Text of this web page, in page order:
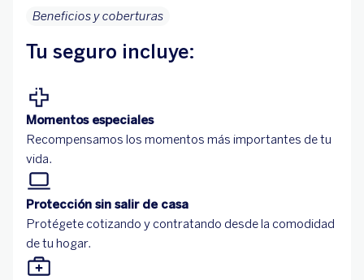
Beneficios y coberturas
Tu seguro incluye:
Momentos especiales
Recompensamos los momentos más importantes de tu
vida.
Protección sin salir de casa
Protégete cotizando y contratando desde la comodidad
de tu hogar.